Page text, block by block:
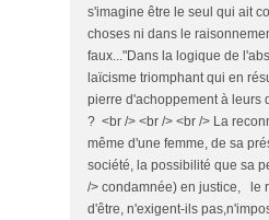
s'imagine être le seul qui ait
choses ni dans le
faux..."Dans la logique de
laïcisme triomphant qui en
pierre d'achoppement à leurs
? <br /> <br /> <br /> La
même d'une femme, de sa
société, la possibilité que sa
/> condamnée) en justice, le
d'être, n'exigent-ils